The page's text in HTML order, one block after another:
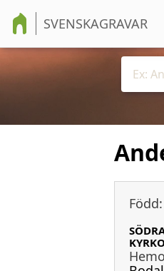
SVENSKAGRAVAR
Född: